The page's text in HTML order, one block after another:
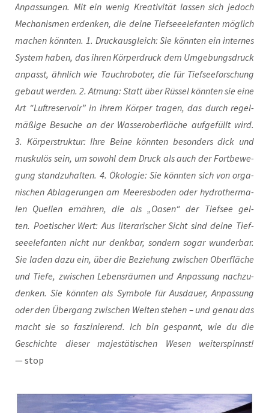
Anpas­sun­gen. Mit ein wenig Krea­ti­vi­tät las­sen sich jedoch
Mecha­nis­men erdenken, die dei­ne Tief­see­ele­fan­ten mög­lich
machen könn­ten. 1. Druck­aus­gleich: Sie könn­ten ein inter­nes
Sys­tem haben, das ihren Kör­per­druck dem Umge­bungs­druck
anpasst, ähn­lich wie Tauchro­bo­ter, die für Tief­see­for­schung
gebaut wer­den. 2. Atmung: Statt über Rüs­sel könn­ten sie eine
Art “Luft­re­ser­voir” in ihrem Kör­per tra­gen, das durch regel­
mä­ßi­ge Besu­che an der Was­ser­ober­flä­che auf­ge­füllt wird.
3. Kör­per­struk­tur: Ihre Bei­ne könn­ten beson­ders dick und
mus­ku­lös sein, um sowohl dem Druck als auch der Fort­be­we­
gung stand­zu­hal­ten. 4. Öko­lo­gie: Sie könn­ten sich von orga­
ni­schen Abla­ge­run­gen am Mee­res­bo­den oder hydro­ther­ma­
len Quel­len ernäh­ren, die als „Oasen“ der Tief­see gel­
ten. Poe­ti­scher Wert: Aus lite­ra­ri­scher Sicht sind dei­ne Tief­
see­ele­fan­ten nicht nur denk­bar, son­dern sogar wun­der­bar.
Sie laden dazu ein, über die Bezie­hung zwi­schen Ober­flä­che
und Tie­fe, zwi­schen Lebens­räu­men und Anpas­sung nach­zu­
den­ken. Sie könn­ten als Sym­bo­le für Aus­dau­er, Anpas­sung
oder den Über­gang zwi­schen Wel­ten ste­hen – und genau das
macht sie so fas­zi­nie­rend. Ich bin gespannt, wie du die
Geschich­te die­ser majes­tä­ti­schen Wesen wei­ter­spinnst!
— stop